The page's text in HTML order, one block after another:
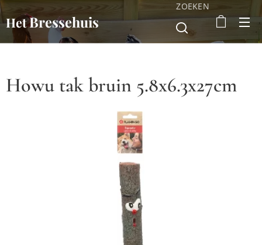
HetBressehuis
ZOEKEN
Howu tak bruin 5.8x6.3x27cm